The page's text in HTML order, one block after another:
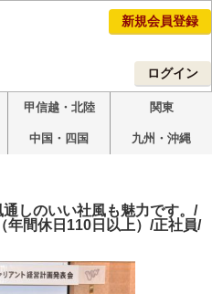
新規会員登録
ログイン
甲信越・北陸 関東
中国・四国 九州・沖縄
しのいい社風も魅力です。/
年間休日110日以上）/正社員/